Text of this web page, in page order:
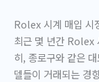
Rolex 시계 매입 시
최근 몇 년간 Rolex
히, 종로구와 같은
델들이 거래되는 경